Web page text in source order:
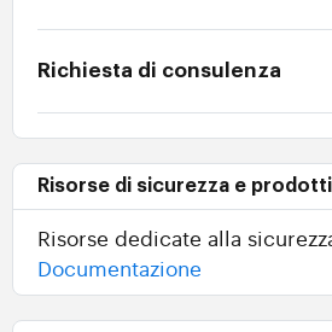
Richiesta di consulenza
Risorse di sicurezza e prodotti
Risorse dedicate alla
Documentazione